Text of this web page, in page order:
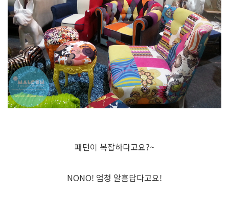
패턴이 복잡하다고요?~
NONO! 엄청 알흠답다고요!